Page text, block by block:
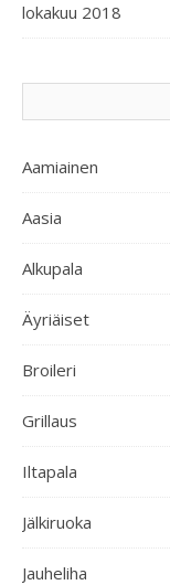
lokakuu 2018
Aamiainen
Aasia
Alkupala
Äyriäiset
Broileri
Grillaus
Iltapala
Jälkiruoka
Jauheliha